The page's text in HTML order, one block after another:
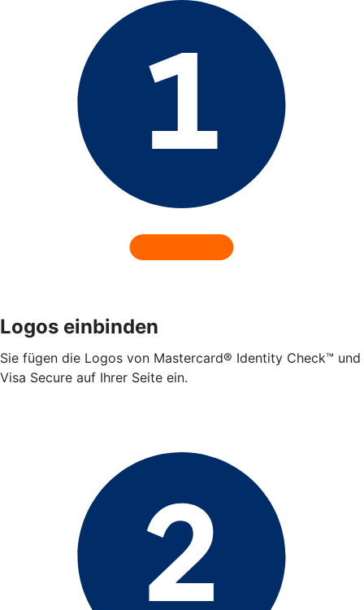
Logos einbinden
Sie fügen die Logos von Mastercard® Identity Check™ und
Visa Secure auf Ihrer Seite ein.